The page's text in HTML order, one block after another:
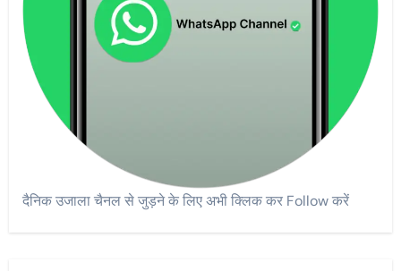
दैनिक उजाला चैनल से जुड़ने के लिए अभी क्लिक कर Follow करें